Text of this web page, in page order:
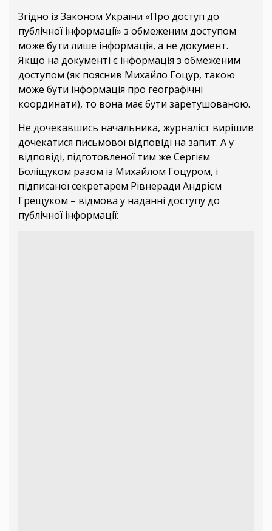
Згідно із Законом України «Про доступ до
публічної інформації» з обмеженим доступом
може бути лише інформація, а не документ.
Якщо на документі є інформація з обмеженим
доступом (як пояснив Михайло Гоцур, такою
може бути інформація про географічні
координати), то вона має бути заретушованою.
Не дочекавшись начальника, журналіст вирішив
дочекатися письмової відповіді на запит. А у
відповіді, підготовленої тим же Сергієм
Боліщуком разом із Михайлом Гоцуром, і
підписаної секретарем Рівнеради Андрієм
Грещуком – відмова у наданні доступу до
публічної інформації: